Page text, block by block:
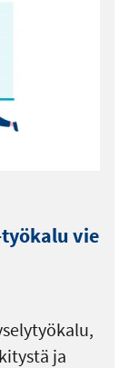
vie
ja